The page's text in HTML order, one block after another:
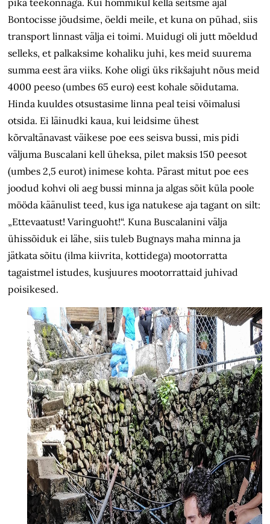
Bontocisse jõudsime, öeldi meile, et kuna on pühad, siis
transport linnast välja ei toimi. Muidugi oli jutt mõeldud
selleks, et palkaksime kohaliku juhi, kes meid suurema
summa eest ära viiks. Kohe oligi üks rikšajuht nõus meid
4000 peeso (umbes 65 euro) eest kohale sõidutama.
Hinda kuuldes otsustasime linna peal teisi võimalusi
otsida. Ei läinudki kaua, kui leidsime ühest
kõrvaltänavast väikese poe ees seisva bussi, mis pidi
väljuma Buscalani kell üheksa, pilet maksis 150 peesot
(umbes 2,5 eurot) inimese kohta. Pärast mitut poe ees
joodud kohvi oli aeg bussi minna ja algas sõit küla poole
mööda käänulist teed, kus iga natukese aja tagant on silt:
„Ettevaatust! Varinguoht!“. Kuna Buscalanini välja
ühissõiduk ei lähe, siis tuleb Bugnays maha minna ja
jätkata sõitu (ilma kiivrita, kottidega) mootorratta
tagaistmel istudes, kusjuures mootorrattaid juhivad
poisikesed.